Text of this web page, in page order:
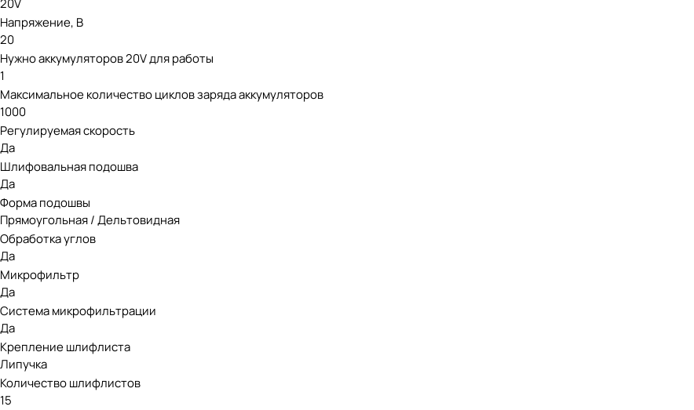
20V
Напряжение, В
20
Нужно аккумуляторов 20V для работы
1
Максимальное количество циклов заряда аккумуляторов
1000
Регулируемая скорость
Да
Шлифовальная подошва
Да
Форма подошвы
Прямоугольная / Дельтовидная
Обработка углов
Да
Микрофильтр
Да
Система микрофильтрации
Да
Крепление шлифлиста
Липучка
Количество шлифлистов
15